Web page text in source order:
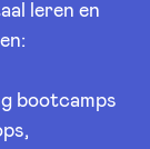
leren en
bootcamps